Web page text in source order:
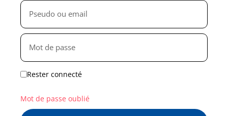
Rester connecté
Mot de passe oublié